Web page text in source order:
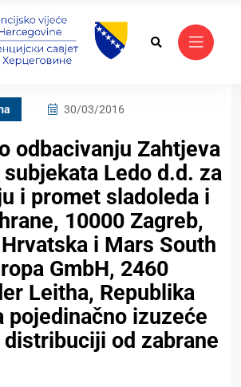
30/03/2016
odbacivanju Zahtjeva
Ledo d.d. za
i promet sladoleda i
10000 Zagreb,
i Mars South
GmbH, 2460
Leitha, Republika
pojedinačno izuzeće
distribuciji od zabrane